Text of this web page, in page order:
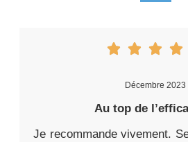
Décembre 2023
Au top de
Je recommande vivement.